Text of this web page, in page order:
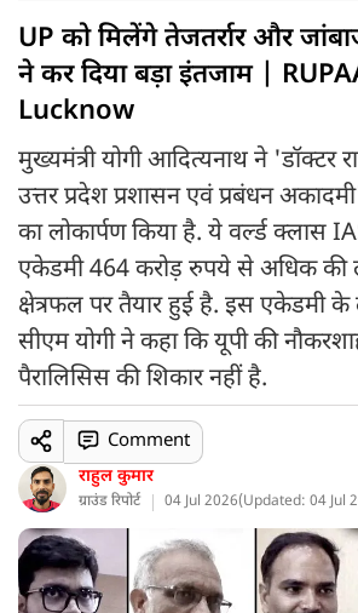
UP को मिलेंगे तेजतर्रार और
ने कर दिया बड़ा इंतजाम |
Lucknow
मुख्यमंत्री योगी आदित्यनाथ ने 'डॉक्टर
उत्तर प्रदेश प्रशासन एवं प्रबंधन
का लोकार्पण किया है. ये वर्ल्ड क्लास
एकेडमी 464 करोड़ रुपये से अधिक
क्षेत्रफल पर तैयार हुई है. इस एकेडमी के
सीएम योगी ने कहा कि यूपी की
पैरालिसिस की शिकार नहीं है.
राहुल कुमार
ग्राउंड रिपोर्ट 04 Jul 2026(Updated: 04 Jul
Comment